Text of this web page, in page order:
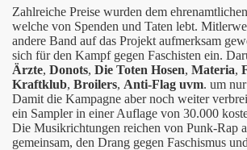
Zahlreiche Preise wurden dem
welche von Spenden und Taten lebt.
andere Band auf das Projekt aufmerksam
sich für den Kampf gegen Faschisten ein.
Ärzte, Donots, Die Toten Hosen, Materia,
Kraftklub, Broilers, Anti-Flag uvm. um
Damit die Kampagne aber noch weiter
ein Sampler in einer Auflage von 30.000
Die Musikrichtungen reichen von Punk-Rap
gemeinsam, den Drang gegen Faschismus
nicht mehr verstehen